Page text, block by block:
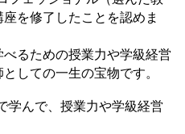
を修了したことを認めま
るための授業力や学級経営
しての一生の宝物です。
学んで、授業力や学級経営